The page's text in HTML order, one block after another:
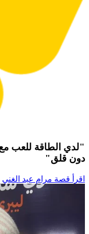
"لدي الطاقة للعب
دون قلق"
اقرأ قصة مرام عبد الغني